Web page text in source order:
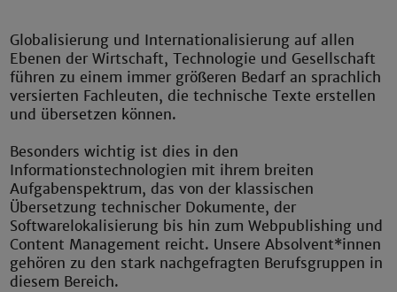
Globalisierung und Internationalisierung auf allen
Ebenen der Wirtschaft, Technologie und Gesellschaft
führen zu einem immer größeren Bedarf an sprachlich
versierten Fachleuten, die technische Texte erstellen
und übersetzen können.
Besonders wichtig ist dies in den
Informationstechnologien mit ihrem breiten
Aufgabenspektrum, das von der klassischen
Übersetzung technischer Dokumente, der
Softwarelokalisierung bis hin zum Webpublishing und
Content Management reicht. Unsere Absolvent*innen
gehören zu den stark nachgefragten Berufsgruppen in
diesem Bereich.